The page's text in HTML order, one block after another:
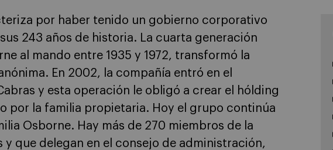
por haber tenido un gobierno corporativo
243 años de historia. La cuarta generación
al mando entre 1935 y 1972, transformó la
En 2002, la compañía entró en el
y esta operación le obligó a crear el hólding
por la familia propietaria. Hoy el grupo continúa
Osborne. Hay más de 270 miembros de la
y que delegan en el consejo de administración,